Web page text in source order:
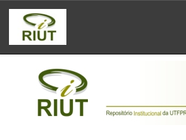
Skip
navigation